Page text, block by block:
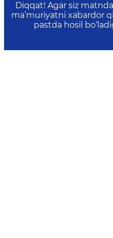
Diqqat! Agar siz
ma’muriyatni xabardor
pastda hosil